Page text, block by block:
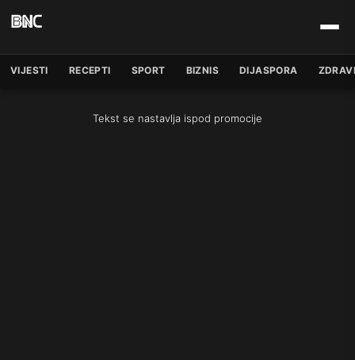
VIJESTI RECEPTI SPORT BIZNIS DIJASPORA
Tekst se nastavlja ispod promocije